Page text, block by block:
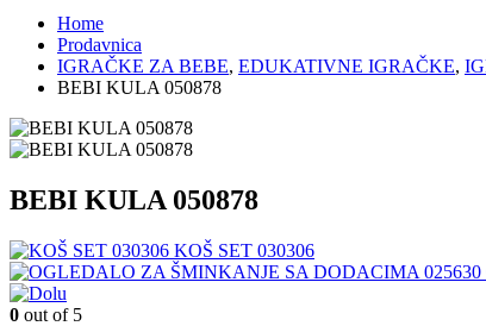
Home
Prodavnica
IGRAČKE ZA BEBE, EDUKATIVNE IGRAČKE,
BEBI KULA 050878
BEBI KULA 050878
KOŠ SET 030306
0 out of 5